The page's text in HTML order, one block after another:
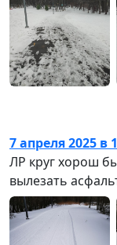
7 апреля 2025 в
ЛР круг хорош
вылезать